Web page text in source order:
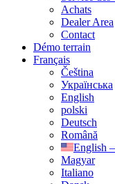
Achats
Dealer Area
Contact
Démo terrain
Français
Čeština
Українська
English
polski
Deutsch
Română
English
Magyar
Italiano